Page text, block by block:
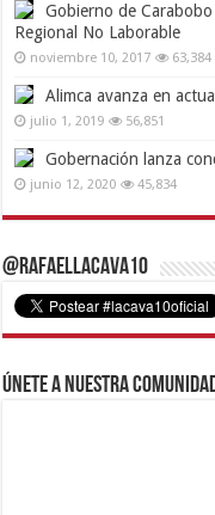
Gobierno de
Regional No Laborable
noviembre 10, 2017 63,384
Alimca avanza en
julio 1, 2019 56,851
Gobernación lanza
junio 12, 2020 45,834
@RafaelLacava10
Únete a nuestra